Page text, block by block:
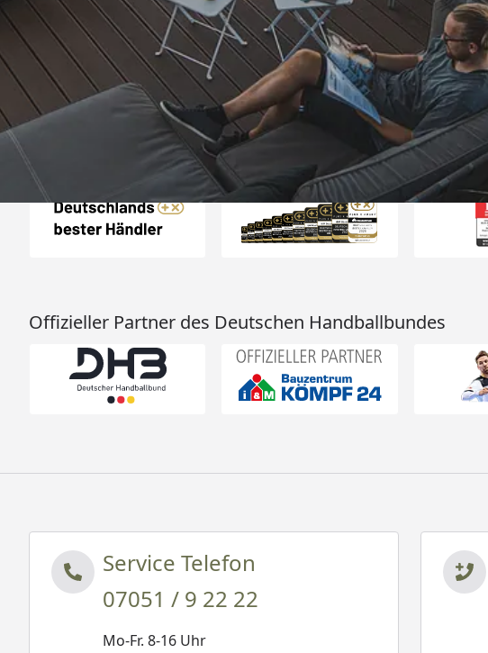
4,81/ 5
25.988 Bewertungen
„Super,leicht und handlich,macht
seine Funktion “
09.08.2026
Auszeichnungen
Offizieller Partner des Deutschen Handballbundes
Service Telefon
07051 / 9 22 22
Mo-Fr. 8-16 Uhr